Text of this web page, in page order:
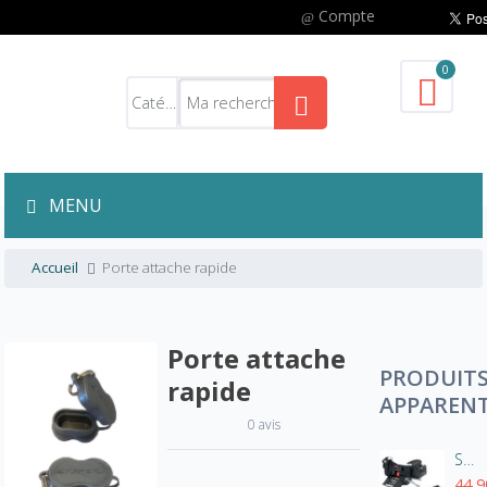
Compte
0
MENU
Accueil Porte attache rapide
Porte attache
rapide
0 avis
Sacoche banane enduro Progrip 9410